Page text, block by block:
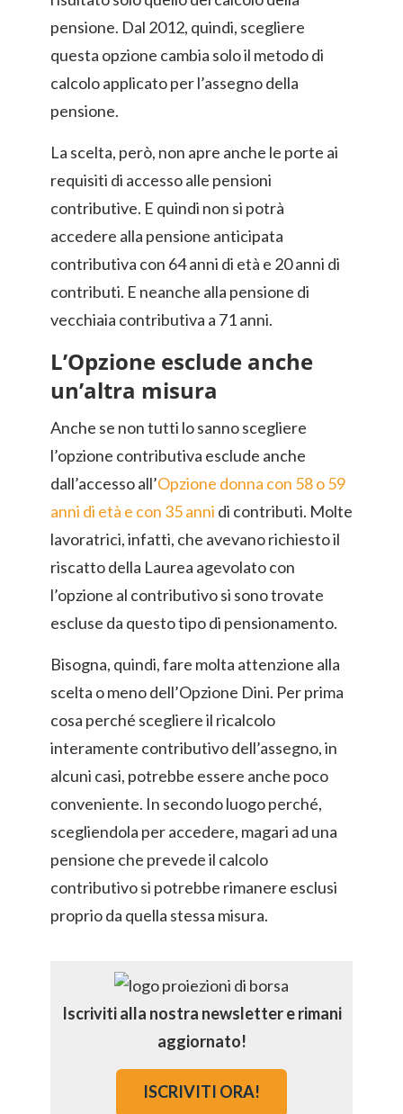
pensione. Dal 2012, quindi, scegliere
questa opzione cambia solo il metodo di
calcolo applicato per l’assegno della
pensione.
La scelta, però, non apre anche le porte ai
requisiti di accesso alle pensioni
contributive. E quindi non si potrà
accedere alla pensione anticipata
contributiva con 64 anni di età e 20 anni di
contributi. E neanche alla pensione di
vecchiaia contributiva a 71 anni.
L’Opzione esclude anche
un’altra misura
Anche se non tutti lo sanno scegliere
l’opzione contributiva esclude anche
dall’accesso all’Opzione donna con 58 o 59
anni di età e con 35 anni di contributi. Molte
lavoratrici, infatti, che avevano richiesto il
riscatto della Laurea agevolato con
l’opzione al contributivo si sono trovate
escluse da questo tipo di pensionamento.
Bisogna, quindi, fare molta attenzione alla
scelta o meno dell’Opzione Dini. Per prima
cosa perché scegliere il ricalcolo
interamente contributivo dell’assegno, in
alcuni casi, potrebbe essere anche poco
conveniente. In secondo luogo perché,
scegliendola per accedere, magari ad una
pensione che prevede il calcolo
contributivo si potrebbe rimanere esclusi
proprio da quella stessa misura.
Iscriviti alla nostra newsletter e rimani
aggiornato!
ISCRIVITI ORA!